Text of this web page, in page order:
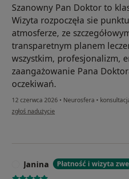
Szanowny Pan Doktor to
Wizyta rozpoczęła sie
atmosferze, ze
transparetnym planem
wszystkim, profesjonalizm,
zaangażowanie Pana
oczekiwań.
12 czerwca 2026 • Neurosfera •
w opinii użytkownika Sylwia Marcickiewicz
zgłoś nadużycie
Janina Płatność i wizyta